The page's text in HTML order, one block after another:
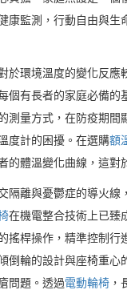
康監測，行動自由與
環境溫度的變化反
個有長者的家庭必備的
量方式，在防疫期
度計的困擾。在選購額
體溫變化曲線，這對
離與憂鬱症的導火
在機電整合技術上已臻
桿操作，精準控制行
輪的設計與座椅重
問題。透過電動輪椅 ，